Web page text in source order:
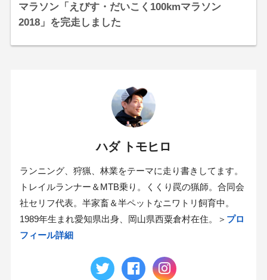
マラソン「えびす・だいこく100kmマラソン
2018」を完走しました
ハダ トモヒロ
ランニング、狩猟、林業をテーマに走り書きしてます。
トレイルランナー＆MTB乗り。くくり罠の猟師。合同会
社セリフ代表。半家畜＆半ペットなニワトリ飼育中。
1989年生まれ愛知県出身、岡山県西粟倉村在住。＞ プロ
フィール詳細